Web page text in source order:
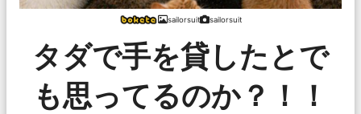
sailorsuit sailorsuit
タダで手を貸したとで
も思ってるのか？！！